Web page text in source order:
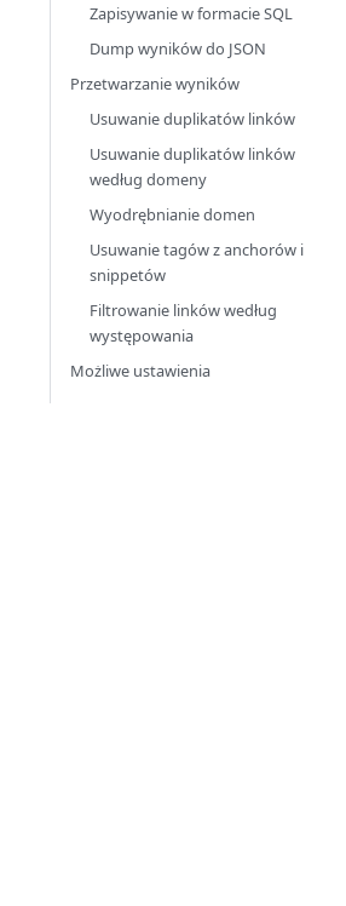
Zapisywanie w formacie SQL
Dump wyników do JSON
Przetwarzanie wyników
Usuwanie duplikatów linków
Usuwanie duplikatów linków
według domeny
Wyodrębnianie domen
Usuwanie tagów z anchorów i
snippetów
Filtrowanie linków według
występowania
Możliwe ustawienia